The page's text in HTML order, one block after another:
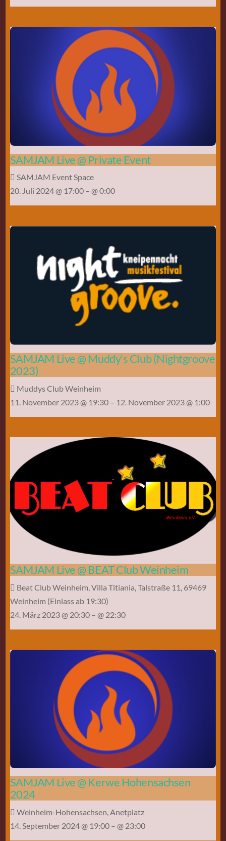
SAMJAM Live @ Private Event
SAMJAM Event Space
20. Juli 2024 @ 17:00 – @ 0:00
SAMJAM Live @ Muddy’s Club (Nightgroove
2023)
Muddys Club Weinheim
11. November 2023 @ 19:30 – 12. November 2023 @ 1:00
SAMJAM Live @ BEAT Club Weinheim
Beat Club Weinheim, Villa Titiania, Talstraße 11, 69469
Weinheim (Einlass ab 19:30)
24. März 2023 @ 20:30 – @ 22:30
SAMJAM Live @ Kerwe Hohensachsen
2024
Weinheim-Hohensachsen, Anetplatz
14. September 2024 @ 19:00 – @ 23:00